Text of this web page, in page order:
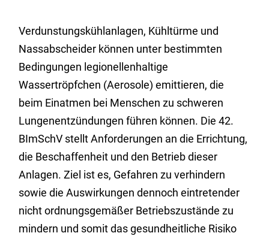
Verdunstungskühlanlagen, Kühltürme und
Nassabscheider können unter bestimmten
Bedingungen legionellenhaltige
Wassertröpfchen (Aerosole) emittieren, die
beim Einatmen bei Menschen zu schweren
Lungenentzündungen führen können. Die 42.
BImSchV stellt Anforderungen an die Errichtung,
die Beschaffenheit und den Betrieb dieser
Anlagen. Ziel ist es, Gefahren zu verhindern
sowie die Auswirkungen dennoch eintretender
nicht ordnungsgemäßer Betriebszustände zu
mindern und somit das gesundheitliche Risiko